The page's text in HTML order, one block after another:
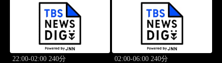
22:00-02:00 240分 02:00-06:00 240分